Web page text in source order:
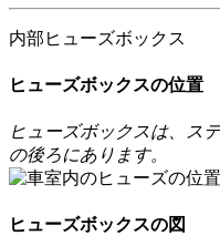
内部ヒューズボックス
ヒューズボックスの位置
ヒューズボックスは、ス
の後ろにあります。
ヒューズボックスの図